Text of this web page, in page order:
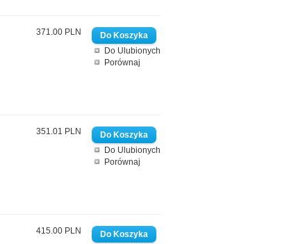
Do Ulubionych
Porównaj
371.00 PLN
Do Ulubionych
Porównaj
351.01 PLN
415.00 PLN